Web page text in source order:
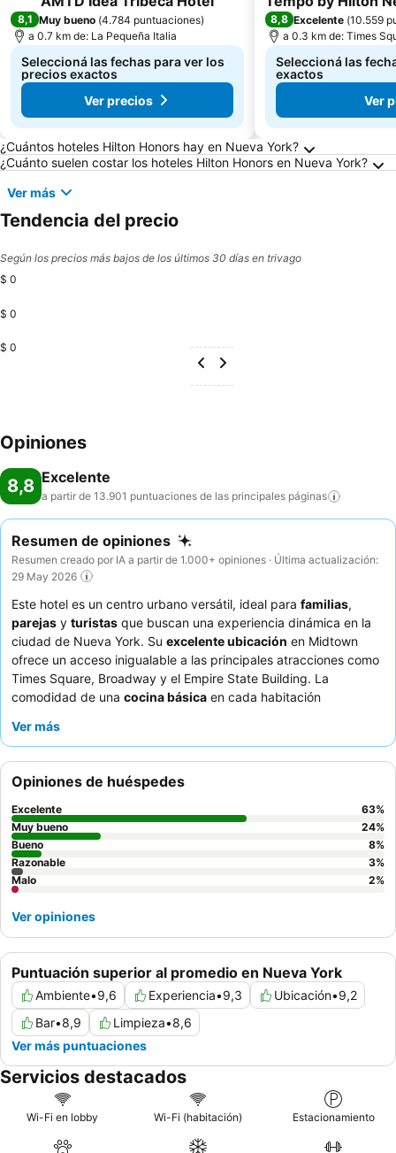
8,1 Muy bueno (4.784 puntuaciones)
a 0.7 km de: La Pequeña Italia
Seleccioná las fechas para ver los
precios exactos
Ver precios
8,8 Excelente (10.559
a 0.3 km de: Times
Seleccioná las
exactos
Ver
Preguntas frecuentes sobre Nueva York
¿Cuántos hoteles Hilton Honors hay en Nueva York?
¿Cuánto suelen costar los hoteles Hilton Honors en Nueva York?
Ver más
Tendencia del precio
Según los precios más bajos de los últimos 30 días en trivago
$ 0
$ 0
$ 0
Opiniones
8,8 Excelente
a partir de 13.901 puntuaciones de las principales páginas
Resumen de opiniones
Resumen creado por IA a partir de 1.000+ opiniones · Última actualización:
29 May 2026
Este hotel es un centro urbano versátil, ideal para familias,
parejas y turistas que buscan una experiencia dinámica en la
ciudad de Nueva York. Su excelente ubicación en Midtown
ofrece un acceso inigualable a las principales atracciones como
Times Square, Broadway y el Empire State Building. La
comodidad de una cocina básica en cada habitación
significativamente las estancias más largas y los viajes
excepcional
del personal, amable y atento, junto con el
desayuno gratuito "excelente" y "variado", que a menudo
incluye bagels frescos de Nueva York y platos calientes. Para
una experiencia más tranquila, los huéspedes podrían
considerar solicitar una habitación en un piso más alto o una que
no dé a la calle.
Ver más
Puntuación superior al promedio en Nueva York
Ambiente•9,6 Experiencia•9,3 Ubicación•9,2
Bar•8,9 Limpieza•8,6
Ver más puntuaciones
Opiniones de huéspedes
Excelente 63%
Muy bueno
24%
Bueno
8%
Razonable
3%
Malo
2%
Ver opiniones
Servicios destacados
Wi-Fi en lobby Wi-Fi (habitación) Estacionamiento